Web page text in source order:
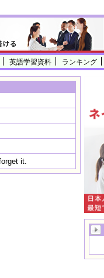
英語学習資料 ランキング
it.